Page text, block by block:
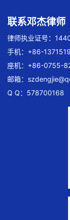
联系邓杰律师
律师执业证号：
手机：+86-
座机：+86-0755-
邮箱：
Q Q：578700168